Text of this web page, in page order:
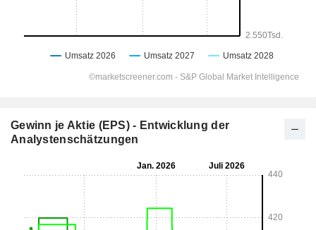
Gewinn je Aktie (EPS) - Entwicklung der
Analystenschätzungen